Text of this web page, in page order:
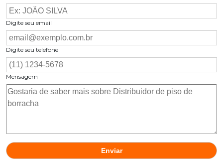
Digite seu email
Digite seu telefone
Mensagem